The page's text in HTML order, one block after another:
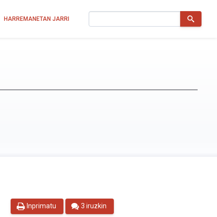
HARREMANETAN JARRI
Inprimatu 3 iruzkin